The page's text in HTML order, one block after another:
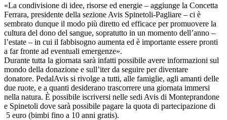
«La condivisione di idee, risorse ed energie – aggiunge la Concetta
Ferrara, presidente della sezione Avis Spinetoli-Pagliare – ci è
sembrato dunque il modo più diretto ed efficace per promuovere la
cultura del dono del sangue, sopratutto in un momento dell’anno –
l’estate – in cui il fabbisogno aumenta ed è importante essere pronti
a far fronte ad eventuali emergenze».
Durante tutta la giornata sarà infatti possibile avere informazioni sul
mondo della donazione e sull’iter da seguire per diventare
donatore. PedalAvis si rivolge a tutti, alle famiglie, agli amanti delle
due ruote, e a quanti desiderano trascorrere una giornata immersi
nella natura. È possibile iscriversi nelle sedi Avis di Monteprandone
e Spinetoli dove sarà possibile pagare la quota di partecipazione di
5 euro (bimbi fino a 10 anni gratis).